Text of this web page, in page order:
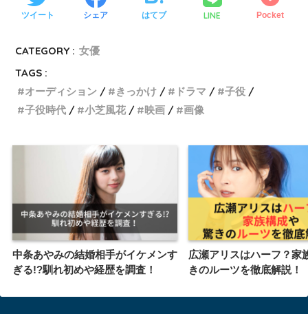
ツイート シェア はてブ LINE Pocket
CATEGORY : 女優
TAGS :
オーディション
きっかけ ドラマ
子役
子役時代
小芝風花 映画 画像
中条あやみの結婚相手がイケメンす
ぎる!?馴れ初めや経歴を調査！
広瀬アリスはハーフ？家
きのルーツを徹底解説！